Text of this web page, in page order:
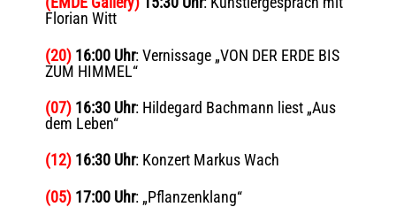
Florian Witt
(20) 16:00 Uhr: Vernissage „VON DER ERDE BIS
ZUM HIMMEL“
(07) 16:30 Uhr: Hildegard Bachmann liest „Aus
dem Leben“
(12) 16:30 Uhr: Konzert Markus Wach
(05) 17:00 Uhr: „Pflanzenklang“